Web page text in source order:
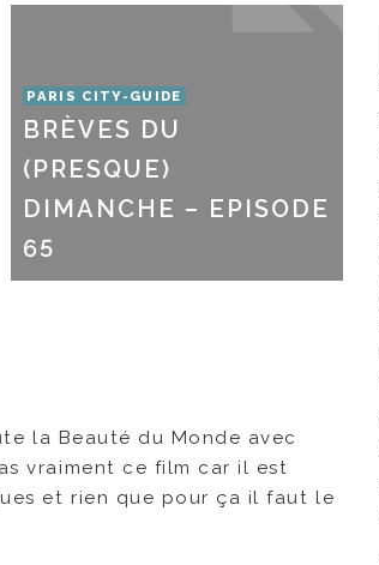
PARIS CITY-GUIDE
BRÈVES DU
(PRESQUE)
DIMANCHE – EPISODE
65
la Beauté du Monde avec
vraiment ce film car il est
et rien que pour ça il faut le